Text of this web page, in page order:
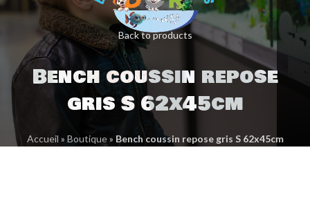
Back to products
Bench coussin repose
gris S 62x45cm
Accueil » Boutique» Bench coussin repose gris S 62x45cm